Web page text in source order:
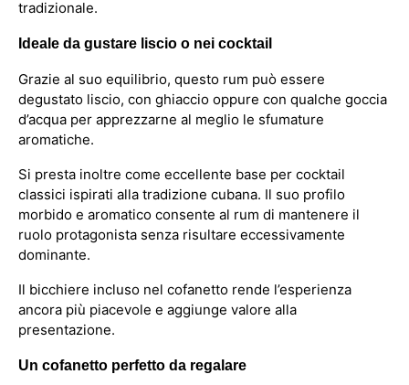
tradizionale.
Ideale da gustare liscio o nei cocktail
Grazie al suo equilibrio, questo rum può essere
degustato liscio, con ghiaccio oppure con qualche goccia
d’acqua per apprezzarne al meglio le sfumature
aromatiche.
Si presta inoltre come eccellente base per cocktail
classici ispirati alla tradizione cubana. Il suo profilo
morbido e aromatico consente al rum di mantenere il
ruolo protagonista senza risultare eccessivamente
dominante.
Il bicchiere incluso nel cofanetto rende l’esperienza
ancora più piacevole e aggiunge valore alla
presentazione.
Un cofanetto perfetto da regalare